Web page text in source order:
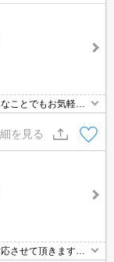
ことでもお気軽に
を見る
させて頂きます～